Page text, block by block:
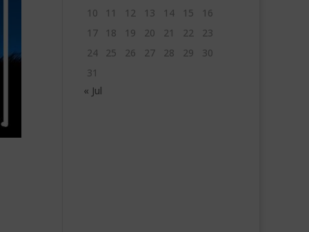
10
11 12 13 14 15
16
17
18 19 20 21 22
23
24
25 26 27 28 29
30
31
« Jul